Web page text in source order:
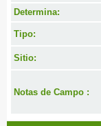
Determina:
Tipo:
Sitio:
Notas de Campo :